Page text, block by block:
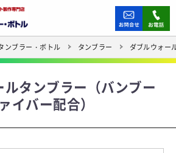
ンブラー・ボトル タンブラー ダブルウォー
ルタンブラー（バンブー
イバー配合）